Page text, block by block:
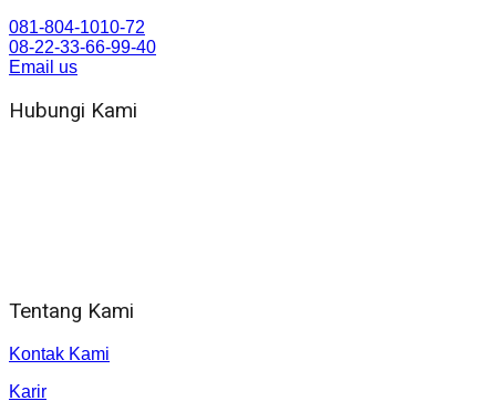
081-804-1010-72
08-22-33-66-99-40
Email us
Hubungi Kami
Tentang Kami
Kontak Kami
Karir